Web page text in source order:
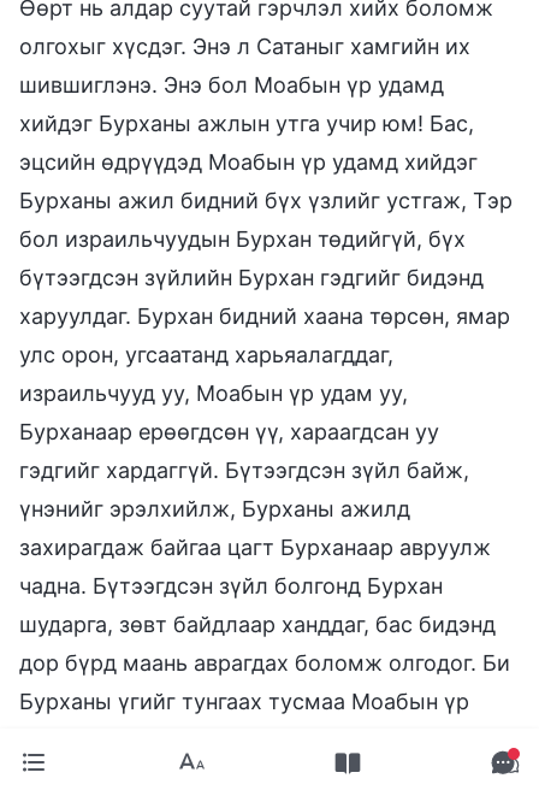
Өөрт нь алдар суутай гэрчлэл хийх боломж
олгохыг хүсдэг. Энэ л Сатаныг хамгийн их
шившиглэнэ. Энэ бол Моабын үр удамд
хийдэг Бурханы ажлын утга учир юм! Бас,
эцсийн өдрүүдэд Моабын үр удамд хийдэг
Бурханы ажил бидний бүх үзлийг устгаж, Тэр
бол израильчуудын Бурхан төдийгүй, бүх
бүтээгдсэн зүйлийн Бурхан гэдгийг бидэнд
харуулдаг. Бурхан бидний хаана төрсөн, ямар
улс орон, угсаатанд харьяалагддаг,
израильчууд уу, Моабын үр удам уу,
Бурханаар ерөөгдсөн үү, хараагдсан уу
гэдгийг хардаггүй. Бүтээгдсэн зүйл байж,
үнэнийг эрэлхийлж, Бурханы ажилд
захирагдаж байгаа цагт Бурханаар авруулж
чадна. Бүтээгдсэн зүйл болгонд Бурхан
шударга, зөвт байдлаар ханддаг, бас бидэнд
дор бүрд маань аврагдах боломж олгодог. Би
Бурханы үгийг тунгаах тусмаа Моабын үр
холбогдол болон завхарсан хүн төрөлхтний